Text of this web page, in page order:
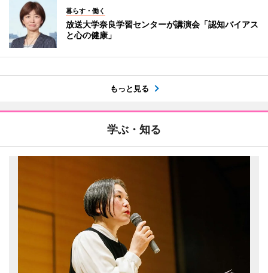
暮らす・働く
放送大学奈良学習センターが講演会「認知バイアス
と心の健康」
もっと見る
学ぶ・知る